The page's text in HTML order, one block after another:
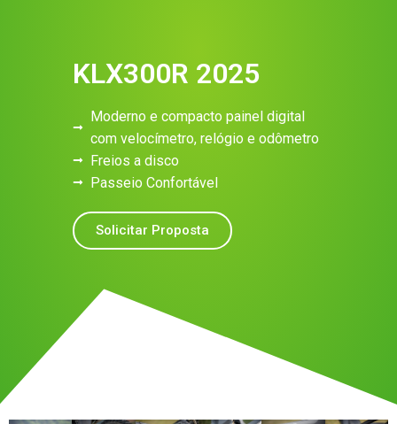
KLX300R 2025
Moderno e compacto painel digital
com velocímetro, relógio e odômetro
Freios a disco
Passeio Confortável
Solicitar Proposta